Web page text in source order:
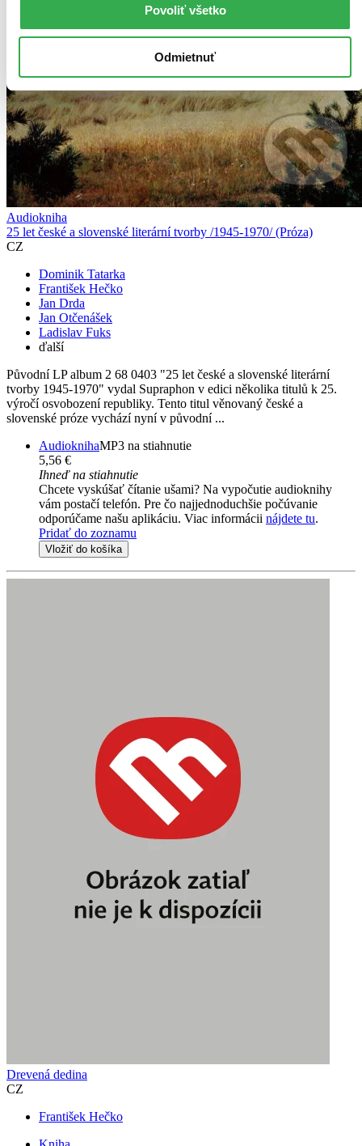
Povoliť všetko
Odmietnuť
Audiokniha
25 let české a slovenské literární tvorby /1945-1970/ (Próza)
CZ
Dominik Tatarka
František Hečko
Jan Drda
Jan Otčenášek
Ladislav Fuks
ďalší
Původní LP album 2 68 0403 "25 let české a slovenské literární
tvorby 1945-1970" vydal Supraphon v edici několika titulů k 25.
výročí osvobození republiky. Tento titul věnovaný české a
slovenské próze vychází nyní v původní ...
AudioknihaMP3 na stiahnutie
5,56 €
Ihneď na stiahnutie
Chcete vyskúšať čítanie ušami? Na vypočutie audioknihy
vám postačí telefón. Pre čo najjednoduchšie počúvanie
odporúčame našu aplikáciu. Viac informácii nájdete tu.
Pridať do zoznamu
Vložiť do košíka
Drevená dedina
CZ
František Hečko